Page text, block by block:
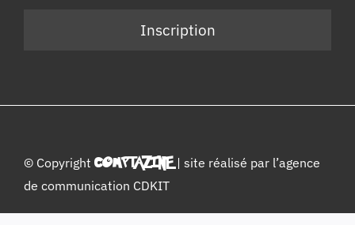
© Copyright COMPTAZINE| site réalisé par l’agence
de communication CDKIT